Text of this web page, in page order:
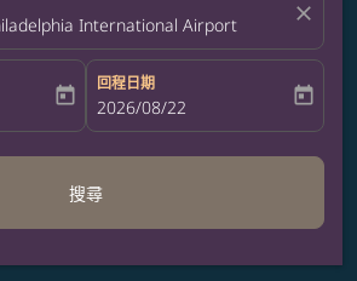
International Airport close
date-aria-label
today
回程日期
fc-booking-return-date-aria-label
2026/08/22 today
搜尋